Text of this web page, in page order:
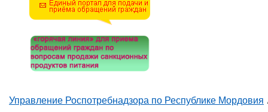
Управление Роспотребнадзора по Республике Мордовия